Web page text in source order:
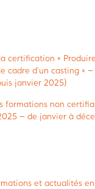
certification «
cadre d’un casting » –
janvier 2025)
formations non
– de janvier à
et actualités